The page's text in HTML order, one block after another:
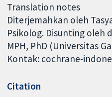
Translation notes
Diterjemahkan oleh
Psikolog. Disunting oleh
MPH, PhD (Universitas
Kontak: cochrane-
Citation